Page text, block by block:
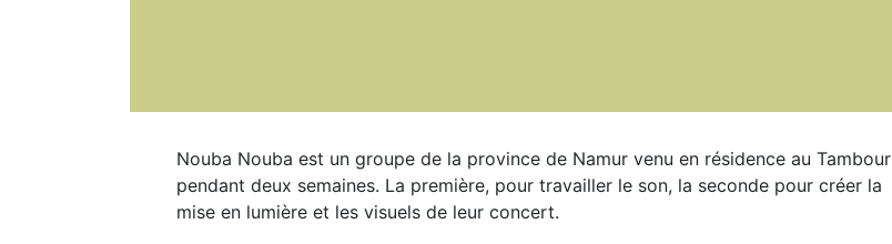
Nouba Nouba est un groupe de la province de Namur venu en résidence au Tambour
pendant deux semaines. La première, pour travailler le son, la seconde pour créer la
mise en lumière et les visuels de leur concert.